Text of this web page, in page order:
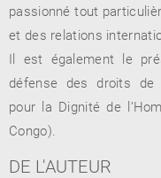
passionné tout
et des relations
Il est également le
défense des droits de
pour la Dignité de
Congo).
DE L'AUTEUR